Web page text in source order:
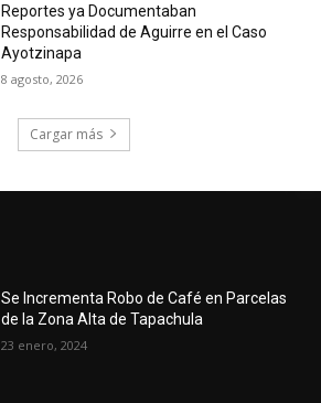
Reportes ya Documentaban
Responsabilidad de Aguirre en el Caso
Ayotzinapa
8 agosto, 2026
Cargar más
Se Incrementa Robo de Café en Parcelas
de la Zona Alta de Tapachula
23 enero, 2024